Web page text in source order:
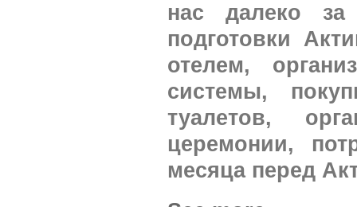
нас далеко
подготовки
отелем,
системы,
туалетов,
церемонии,
месяца перед